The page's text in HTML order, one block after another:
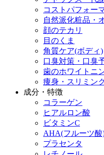
コストパフォー
自然派化粧品・
顔のテカリ
目のくま
角質ケア(ボディ)
口臭対策・口臭
歯のホワイトニ
痩身・スリミン
成分・特徴
コラーゲン
ヒアルロン酸
ビタミンC
AHA(フルーツ酸
プラセンタ